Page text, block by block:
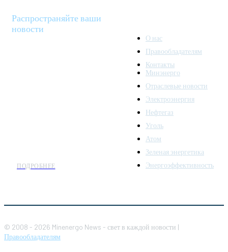
Распространяйте ваши
новости
ПОДРОБНЕЕ
О нас
Правообладателям
Контакты
Минэнерго
Отраслевые новости
Электроэнергия
Нефтегаз
Уголь
Атом
Зеленая энергетика
Энергоэффективность
© 2008 - 2026 Minenergo News - свет в каждой новости |
Правообладателям